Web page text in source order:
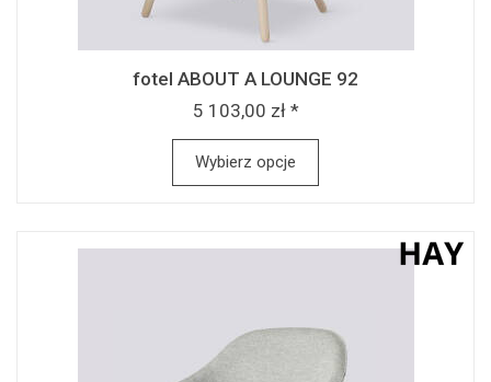
fotel ABOUT A LOUNGE 92
5 103,00 zł *
Wybierz opcje